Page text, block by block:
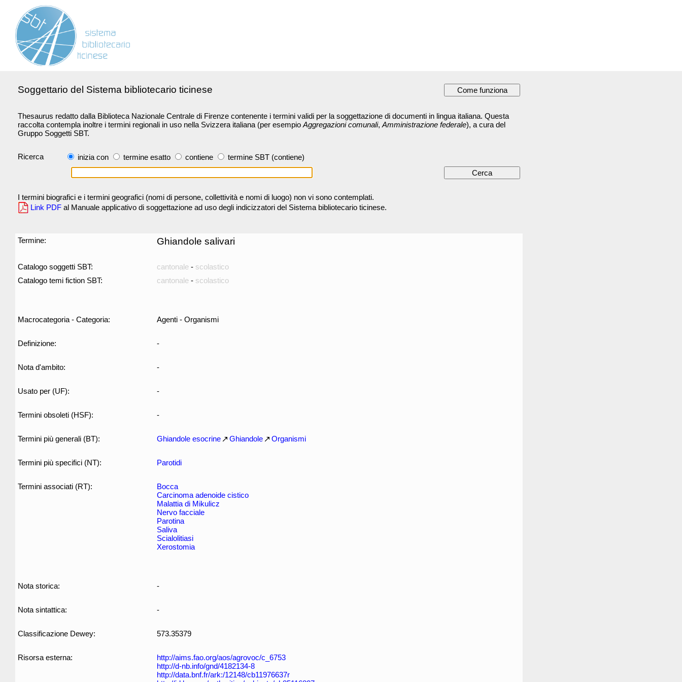
Soggettario del Sistema bibliotecario ticinese
Thesaurus redatto dalla Biblioteca Nazionale Centrale di Firenze contenente i termini validi per la soggettazione di documenti in lingua italiana. Questa
raccolta contempla inoltre i termini regionali in uso nella Svizzera italiana (per esempio Aggregazioni comunali, Amministrazione federale), a cura del
Gruppo Soggetti SBT.
Ricerca inizia con termine esatto contiene termine SBT (contiene)
I termini biografici e i termini geografici (nomi di persone, collettività e nomi di luogo) non vi sono contemplati.
Link PDF al Manuale applicativo di soggettazione ad uso degli indicizzatori del Sistema bibliotecario ticinese.
Termine: Ghiandole salivari
Catalogo soggetti SBT: cantonale - scolastico
Catalogo temi fiction SBT:
cantonale - scolastico
Macrocategoria - Categoria: Agenti - Organismi
Definizione: -
Nota d'ambito: -
Usato per (UF): -
Termini obsoleti (HSF): -
Termini più generali (BT): Ghiandole esocrine Ghiandole Organismi
Termini più specifici (NT): Parotidi
Termini associati (RT):
Bocca
Carcinoma adenoide cistico
Malattia di Mikulicz
Nervo facciale
Parotina
Saliva
Scialolitiasi
Xerostomia
Nota storica: -
Nota sintattica: -
Classificazione Dewey: 573.35379
Risorsa esterna:
http://aims.fao.org/aos/agrovoc/c_6753
http://d-nb.info/gnd/4182134-8
http://data.bnf.fr/ark:/12148/cb11976637r